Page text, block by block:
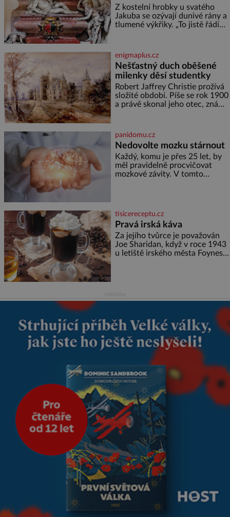
příslušnic svého včelstva,
vznikne jeden z
nejdokonalejších organismů
Z kostelní hrobky u svatého
Jakuba se ozývají dunivé rány a
tlumené výkřiky. „To jistě řádí
nikdo neodvážil podzemní
hrobku otevřít a její poklop tak
raději jen skrápí svěcenou
vodou. Za několik dní divné
burácení skutečně ustane. Když
o mnoho let později hrobku
enigmaplus.cz
Nešťastný duch oběšené
milenky děsí studentky
Robert Jaffrey Christie prožívá
složité období. Píše se rok 1900
a právě skonal jeho otec, známý
ale doprovázena ohromným
dědictvím
panidomu.cz
Nedovolte mozku stárnout
Každý, komu je přes 25 let, by
měl pravidelně procvičovat
mozkové závity. V tomto
marně v paměti lovíte název
knížky, kterou jste nedávno
přečetli. Je to opravdu tak, s
věkem jako kdyby se paměť
rozhodla stávkovat. Cvičte
tisicereceptu.cz
Pravá irská káva
Za jejího tvůrce je považován
Joe Sharidan, když v roce 1943
u letiště irského města Foynes